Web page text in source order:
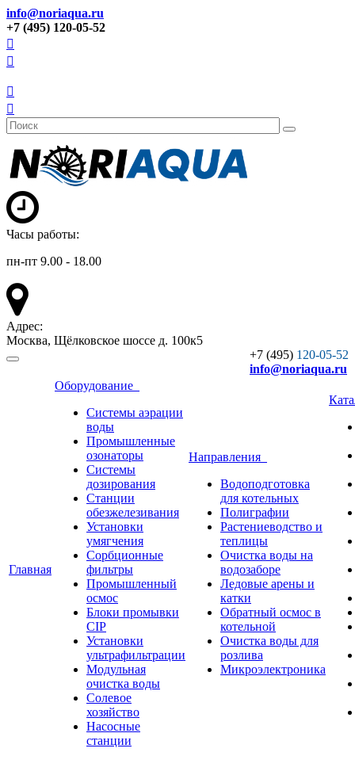
info@noriaqua.ru
+7 (495) 120-05-52
Часы работы:
пн-пт 9.00 - 18.00
Адрес:
Москва, Щёлковское шоссе д. 100к5
+7 (495) 120-05-52
info@noriaqua.ru
Главная
Оборудование
Системы аэрации
воды
Промышленные
озонаторы
Системы
дозирования
Станции
обезжелезивания
Установки
умягчения
Сорбционные
фильтры
Промышленный
осмос
Блоки промывки
CIP
Установки
ультрафильтрации
Модульная
очистка воды
Солевое
хозяйство
Насосные
станции
Направления
Водоподготовка
для котельных
Полиграфии
Растениеводство и
теплицы
Очистка воды на
водозаборе
Ледовые арены и
катки
Обратный осмос в
котельной
Очистка воды для
розлива
Микроэлектроника